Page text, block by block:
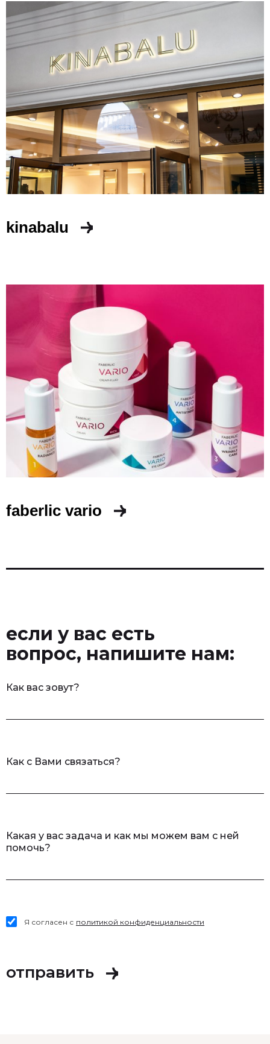
kinabalu
faberlic vario
если у вас есть
вопрос, напишите нам:
Как вас зовут?
Как с Вами связаться?
Какая у вас задача и как мы можем вам с ней
помочь?
Я согласен с политикой конфиденциальности